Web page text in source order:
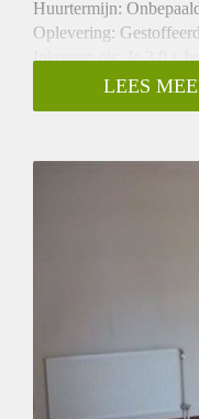
Huurtermijn:
Oplevering: Gestoffeerd
Inkomen eis: Ja 3,0 x
Garantiestelling
Borg: 1 maand
LEES